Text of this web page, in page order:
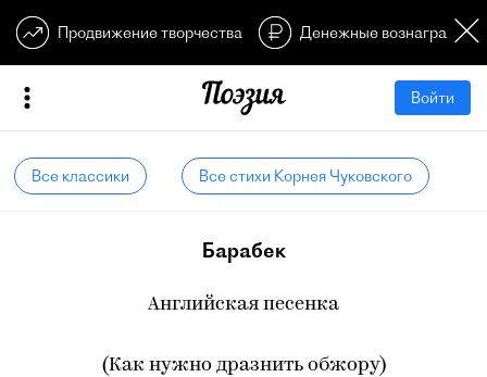
Продвижение творчества Денежные
Войти
Все классики Все стихи Корнея Чуковского
Барабек
Английская песенка
(Как нужно дразнить обжору)